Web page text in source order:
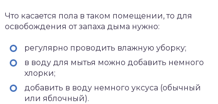
Что касается пола в таком помещении, то для
освобождения от запаха дыма нужно:
регулярно проводить влажную уборку;
в воду для мытья можно добавить немного
хлорки;
добавить в воду немного уксуса (обычный
или яблочный).